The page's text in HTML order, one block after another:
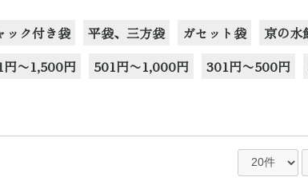
ック付き袋 平袋、三方袋 ガセット袋 京の水
円〜1,500円 501円〜1,000円 301円〜500円